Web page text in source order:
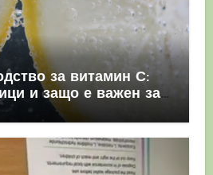
за витамин С:
и защо е важен за